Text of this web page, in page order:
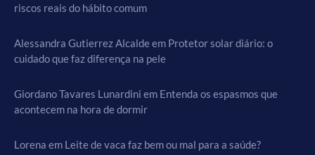
riscos reais do hábito comum
Alessandra Gutierrez Alcaldeem Protetor solar diário: o
cuidado que faz diferença na pele
Giordano Tavares Lunardini em Entenda os espasmos que
acontecem na hora de dormir
Lorena em Leite de vaca faz bem ou mal para a saúde?